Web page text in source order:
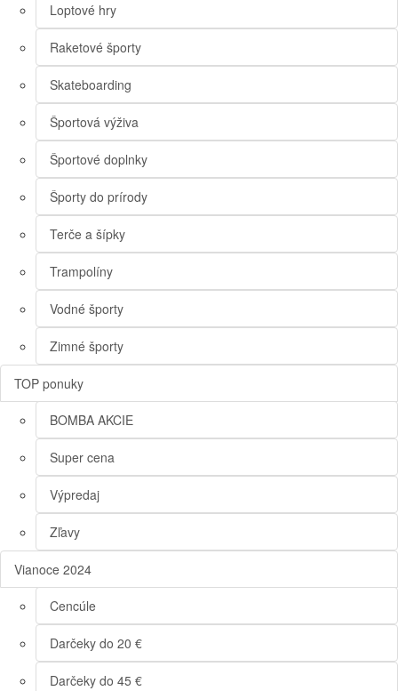
Loptové hry
Raketové športy
Skateboarding
Športová výživa
Športové doplnky
Športy do prírody
Terče a šípky
Trampolíny
Vodné športy
Zimné športy
TOP ponuky
BOMBA AKCIE
Super cena
Výpredaj
Zľavy
Vianoce 2024
Cencúle
Darčeky do 20 €
Darčeky do 45 €